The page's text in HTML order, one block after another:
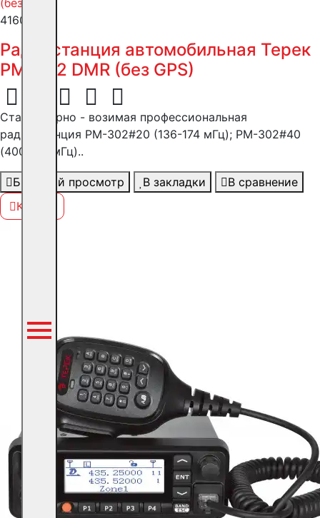
41600 ₽
Радиостанция автомобильная Терек
РМ-302 DMR (без GPS)
Стационарно - возимая профессиональная
радиостанция РM-302#20 (136-174 мГц); РМ-302#40
(400-480мГц)..
Быстрый просмотр В закладки
В сравнение
Купить